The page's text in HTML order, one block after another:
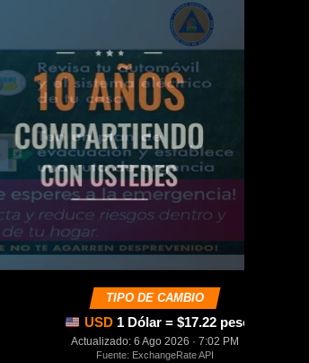
TIPO DE CAMBIO
USD 1 Dólar = $17.22 pesos
Actualizado: 6 Ago 2026 · 7:02 PM
Fuente: ExchangeRate API